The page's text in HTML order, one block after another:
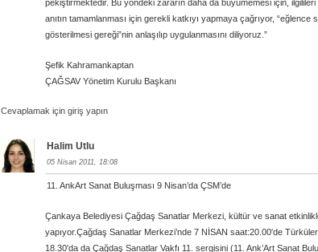
pekiştirmektedir. Bu yöndeki zararın daha da büyümemesi için,
anıtın tamamlanması için gerekli katkıyı yapmaya çağrıyor, “eğlence
gösterilmesi gereği”nin anlaşılıp uygulanmasını diliyoruz.”
Şefik Kahramankaptan
ÇAĞSAV Yönetim Kurulu Başkanı
Cevaplamak için giriş yapın
Halim Utlu
05 Nisan 2011, 18:08
11. AnkArt Sanat Buluşması 9 Nisan’da ÇSM’de
Çankaya Belediyesi Çağdaş Sanatlar Merkezi, kültür ve sanat
yapıyor.Çağdaş Sanatlar Merkezi’nde 7 NİSAN saat:20.00′de
18.30′da da Çağdaş Sanatlar Vakfı 11. sergisini (11. Ank’Art Sanat